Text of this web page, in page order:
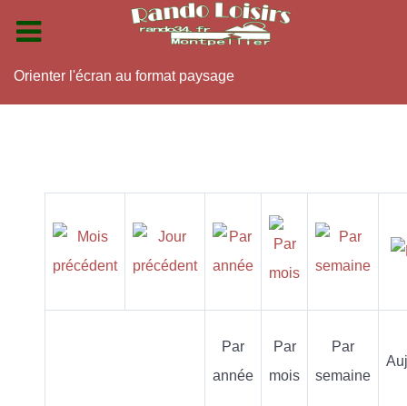
Orienter l'écran au format paysage
Par
année
Par
mois
Par
semaine